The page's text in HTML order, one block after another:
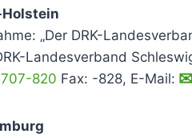
Holstein
„Der DRK-
Landesverband
820 Fax: -828, E-Mail: